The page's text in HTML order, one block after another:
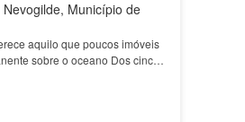
Município de
aquilo que poucos imóveis
sobre o oceano Dos cinco